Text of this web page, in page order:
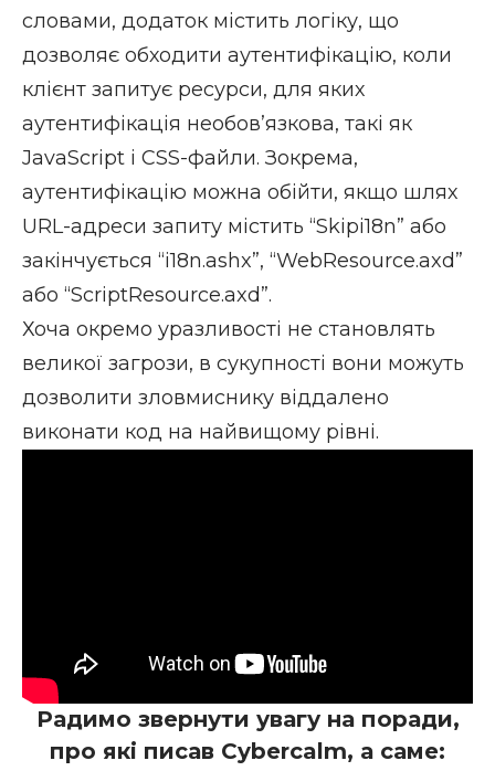
словами, додаток містить логіку, що
дозволяє обходити аутентифікацію, коли
клієнт запитує ресурси, для яких
аутентифікація необов’язкова, такі як
JavaScript і CSS-файли. Зокрема,
аутентифікацію можна обійти, якщо шлях
URL-адреси запиту містить “Skipi18n” або
закінчується “i18n.ashx”, “WebResource.axd”
або “ScriptResource.axd”.
Хоча окремо уразливості не становлять
великої загрози, в сукупності вони можуть
дозволити зловмиснику віддалено
виконати код на найвищому рівні.
Радимо звернути увагу на поради,
про які писав Cybercalm, а саме: